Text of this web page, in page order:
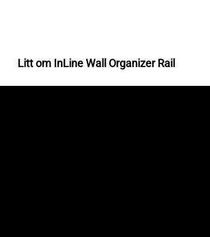
Litt om InLine Wall Organizer Rail